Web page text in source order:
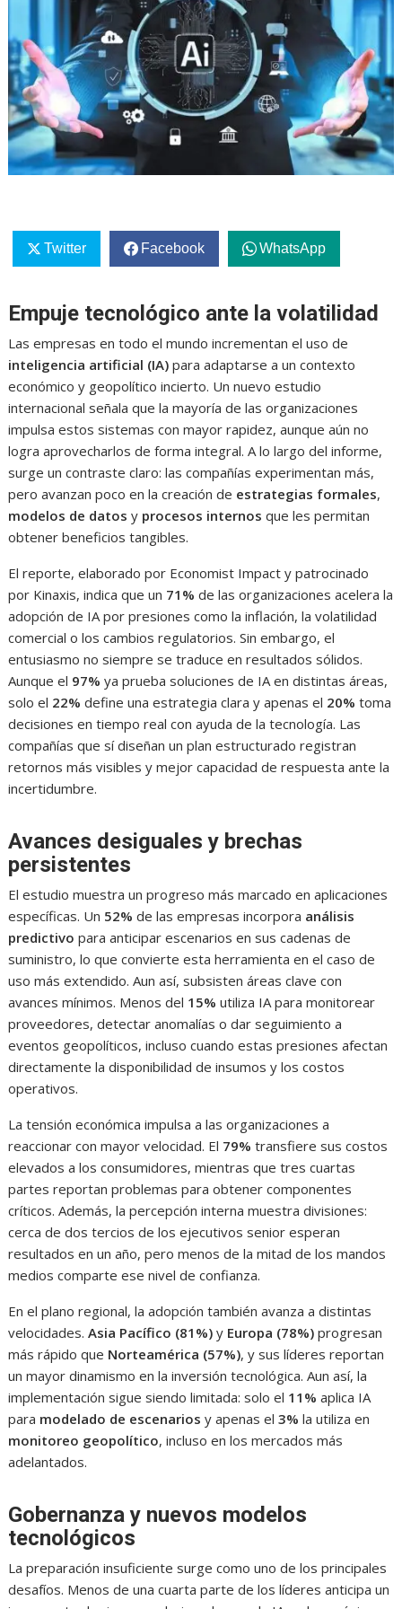
Twitter Facebook WhatsApp
Empuje tecnológico ante la volatilidad
Las empresas en todo el mundo incrementan el uso de
inteligencia artificial (IA) para adaptarse a un contexto
económico y geopolítico incierto. Un nuevo estudio
internacional señala que la mayoría de las organizaciones
impulsa estos sistemas con mayor rapidez, aunque aún no
logra aprovecharlos de forma integral. A lo largo del informe,
surge un contraste claro: las compañías experimentan más,
pero avanzan poco en la creación de estrategias formales,
modelos de datos y procesos internos que les permitan
obtener beneficios tangibles.
El reporte, elaborado por Economist Impact y patrocinado
por Kinaxis, indica que un 71% de las organizaciones acelera la
adopción de IA por presiones como la inflación, la volatilidad
comercial o los cambios regulatorios. Sin embargo, el
entusiasmo no siempre se traduce en resultados sólidos.
Aunque el 97% ya prueba soluciones de IA en distintas áreas,
solo el 22% define una estrategia clara y apenas el 20% toma
decisiones en tiempo real con ayuda de la tecnología. Las
compañías que sí diseñan un plan estructurado registran
retornos más visibles y mejor capacidad de respuesta ante la
incertidumbre.
Avances desiguales y brechas
persistentes
El estudio muestra un progreso más marcado en aplicaciones
específicas. Un 52% de las empresas incorpora análisis
predictivo para anticipar escenarios en sus cadenas de
suministro, lo que convierte esta herramienta en el caso de
uso más extendido. Aun así, subsisten áreas clave con
avances mínimos. Menos del 15% utiliza IA para monitorear
proveedores, detectar anomalías o dar seguimiento a
eventos geopolíticos, incluso cuando estas presiones afectan
directamente la disponibilidad de insumos y los costos
operativos.
La tensión económica impulsa a las organizaciones a
reaccionar con mayor velocidad. El 79% transfiere sus costos
elevados a los consumidores, mientras que tres cuartas
partes reportan problemas para obtener componentes
críticos. Además, la percepción interna muestra divisiones:
cerca de dos tercios de los ejecutivos senior esperan
resultados en un año, pero menos de la mitad de los mandos
medios comparte ese nivel de confianza.
En el plano regional, la adopción también avanza a distintas
velocidades.Asia Pacífico (81%) y Europa (78%) progresan
más rápido que Norteamérica (57%), y sus líderes reportan
un mayor dinamismo en la inversión tecnológica. Aun así, la
implementación sigue siendo limitada: solo el 11% aplica IA
para modelado de escenarios y apenas el3% la utiliza en
monitoreo geopolítico, incluso en los mercados más
adelantados.
Gobernanza y nuevos modelos
tecnológicos
La preparación insuficiente surge como uno de los principales
desafíos. Menos de una cuarta parte de los líderes anticipa un